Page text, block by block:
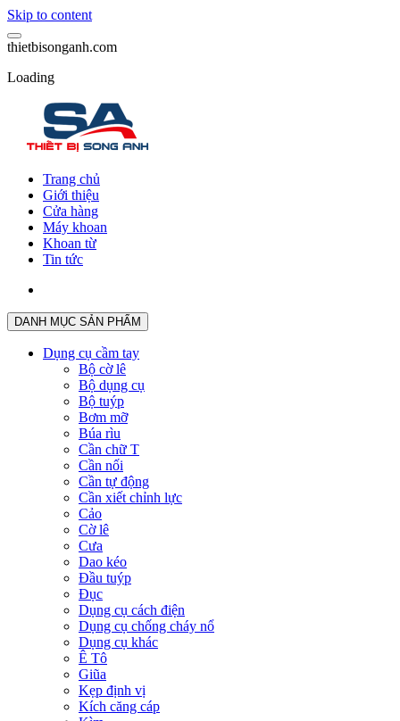
Skip to content
thietbisonganh.com
Loading
Trang chủ
Giới thiệu
Cửa hàng
Máy khoan
Khoan từ
Tin tức
DANH MỤC SẢN PHẨM
Dụng cụ cầm tay
Bộ cờ lê
Bộ dụng cụ
Bộ tuýp
Bơm mỡ
Búa rìu
Cần chữ T
Cần nối
Cần tự động
Cần xiết chỉnh lực
Cảo
Cờ lê
Cưa
Dao kéo
Đầu tuýp
Đục
Dụng cụ cách điện
Dụng cụ chống cháy nổ
Dụng cụ khác
Ê Tô
Giũa
Kẹp định vị
Kích căng cáp